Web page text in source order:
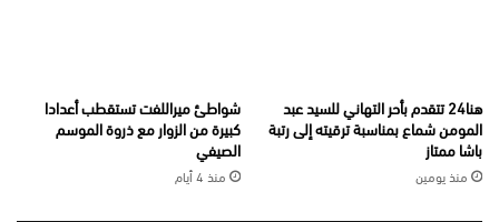
هنا24 تتقدم بأحر التهاني للسيد عبد
المومن شماع بمناسبة ترقيته إلى رتبة
باشا ممتاز
منذ يومين
شواطئ ميراللفت تستقطب أعدادا
كبيرة من الزوار مع ذروة الموسم
الصيفي
منذ 4 أيام